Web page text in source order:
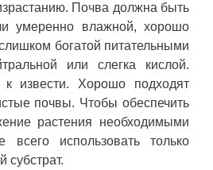
Почва должна быть
умеренно влажной, хорошо
богатой питательными
или слегка кислой.
к извести. Хорошо подходят
почвы. Чтобы обеспечить
растения необходимыми
всего использовать только
субстрат.